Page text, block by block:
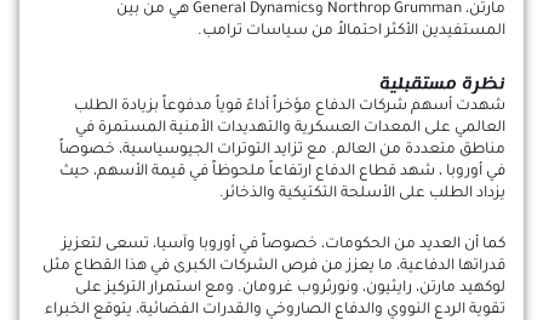
مارتن، Northrop Grumman وGeneral Dynamics هي من بين
المستفيدين الأكثر احتمالاً من سياسات ترامب.
نظرة مستقبلية
شهدت أسهم شركات الدفاع مؤخراً أداءً قوياً مدفوعاً بزيادة الطلب
العالمي على المعدات العسكرية والتهديدات الأمنية المستمرة في
مناطق متعددة من العالم. مع تزايد التوترات الجيوسياسية، خصوصاً
في أوروبا ، شهد قطاع الدفاع ارتفاعاً ملحوظاً في قيمة الأسهم، حيث
يزداد الطلب على الأسلحة التكتيكية والذخائر.
كما أن العديد من الحكومات، خصوصاً في أوروبا وآسيا، تسعى لتعزيز
قدراتها الدفاعية، ما يعزز من فرص الشركات الكبرى في هذا القطاع مثل
لوكهيد مارتن، رايثيون، ونورثروب غرومان. ومع استمرار التركيز على
تقوية الردع النووي والدفاع الصاروخي والقدرات الفضائية، يتوقع الخبراء